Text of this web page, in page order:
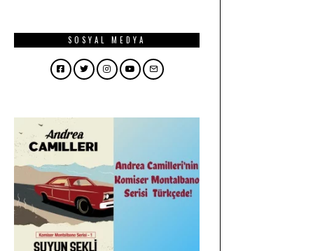
SOSYAL MEDYA
Facebook
TwitterInstagram
YouTube
Email